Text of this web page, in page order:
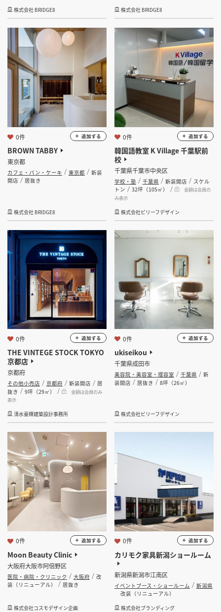
株式会社 BRIDGE8
株式会社 BRIDGE8
BROWN TABBY
東京都
カフェ・パン・ケーキ 東京都
新装
開店
居抜き
株式会社 BRIDGE8
0件 追加する
韓国語教室 K Village 千葉駅前
校
千葉県千葉市中央区
学校・塾 千葉県 新装開店
スケル
トン
32坪（105㎡）
金額は会員の
み表示
株式会社ビリーフデザイン
0件 追加する
THE VINTEGE STOCK TOKYO
京都店
京都府
その他小売店 京都府 新装開店
居
抜き
9坪（29㎡）
金額は会員のみ
表示
清水豪輝建築設計事務所
0件 追加する
ukiseikou
千葉県成田市
美容院・美容室・理容室 千葉県
新
装開店
居抜き 8坪（26㎡）
株式会社ビリーフデザイン
0件 追加する
Moon Beauty Clinic
大阪府大阪市阿倍野区
医院・病院・クリニック 大阪府
改
装（リニューアル）
居抜き
株式会社コスモデザイン企画
0件 追加する
カリモク家具新潟ショールーム
新潟県新潟市江南区
イベントブース・ショールーム
新潟県
改装（リニューアル）
株式会社ブランディング
0件 追加する